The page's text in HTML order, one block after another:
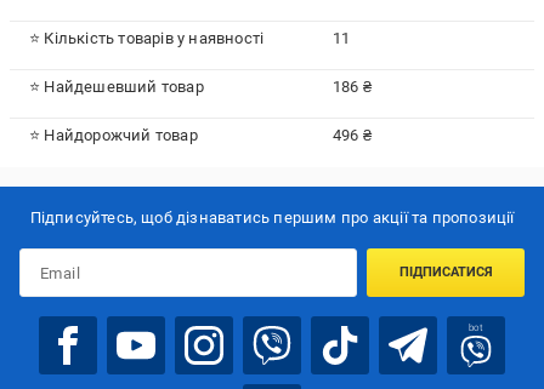
⭐ Кількість товарів у наявності 11
⭐ Найдешевший товар 186 ₴
⭐ Найдорожчий товар 496 ₴
Підписуйтесь, щоб дізнаватись першим про акції та пропозиції
ПІДПИСАТИСЯ
bot